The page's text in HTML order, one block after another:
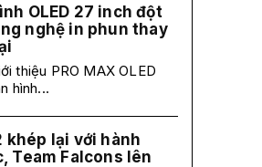
OLED 27 inch đột
nghệ in phun thay
thiệu PRO MAX OLED
hình...
khép lại với hành
Team Falcons lên